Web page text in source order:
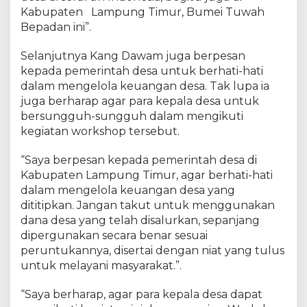
l
o
a
K
e
u
a
n
n
d
a
n
P
e
m
b
a
u
Kabupaten Lampung Timur, Bumei Tuwah
Bepadan ini”.
Selanjutnya Kang Dawam juga berpesan
kepada pemerintah desa untuk berhati-hati
dalam mengelola keuangan desa. Tak lupa ia
juga berharap agar para kepala desa untuk
bersungguh-sungguh dalam mengikuti
kegiatan workshop tersebut.
“Saya berpesan kepada pemerintah desa di
Kabupaten Lampung Timur, agar berhati-hati
dalam mengelola keuangan desa yang
dititipkan. Jangan takut untuk menggunakan
dana desa yang telah disalurkan, sepanjang
dipergunakan secara benar sesuai
peruntukannya, disertai dengan niat yang tulus
untuk melayani masyarakat.”.
“Saya berharap, agar para kepala desa dapat